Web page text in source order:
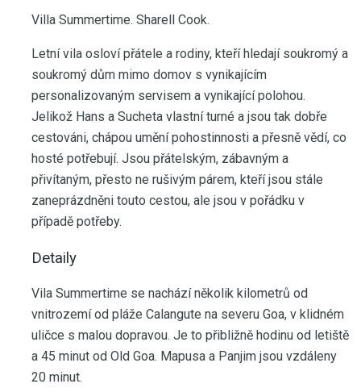
Villa Summertime. Sharell Cook.
Letní vila osloví přátele a rodiny, kteří hledají soukromý a
soukromý dům mimo domov s vynikajícím
personalizovaným servisem a vynikající polohou.
Jelikož Hans a Sucheta vlastní turné a jsou tak dobře
cestováni, chápou umění pohostinnosti a přesně vědí, co
hosté potřebují. Jsou přátelským, zábavným a
přivítaným, přesto ne rušivým párem, kteří jsou stále
zaneprázdněni touto cestou, ale jsou v pořádku v
případě potřeby.
Detaily
Vila Summertime se nachází několik kilometrů od
vnitrozemí od pláže Calangute na severu Goa, v klidném
uličce s malou dopravou. Je to přibližně hodinu od letiště
a 45 minut od Old Goa. Mapusa a Panjim jsou vzdáleny
20 minut.